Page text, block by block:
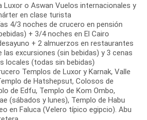
Luxor o Aswan Vuelos internacionales y
en clase turista
4/3 noches de crucero en pensión
+ 3/4 noches en El Cairo
+ 2 almuerzos en restaurantes
las excursiones (sin bebidas) y 3 cenas
locales (todas sin bebidas)
Templos de Luxor y Karnak, Valle
de Hatshepsut, Colosos de
de Edfu, Templo de Kom Ombo,
(sábados y lunes), Templo de Habu
en Faluca (Velero típico egipcio). Abu